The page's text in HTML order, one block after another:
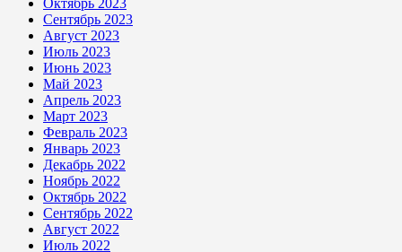
Октябрь 2023
Сентябрь 2023
Август 2023
Июль 2023
Июнь 2023
Май 2023
Апрель 2023
Март 2023
Февраль 2023
Январь 2023
Декабрь 2022
Ноябрь 2022
Октябрь 2022
Сентябрь 2022
Август 2022
Июль 2022